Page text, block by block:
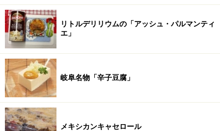
リトルデリリウムの「アッシュ・パルマンティ
エ」
岐阜名物「辛子豆腐」
メキシカンキャセロール